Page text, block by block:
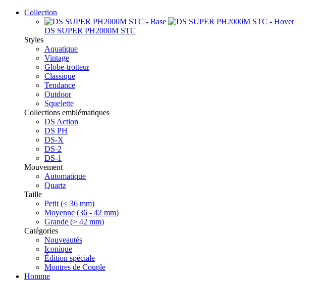
Collection
DS SUPER PH2000M STC
Styles
Aquatique
Vintage
Globe-trotteur
Classique
Tendance
Outdoor
Squelette
Collections emblématiques
DS Action
DS PH
DS-X
DS-2
DS-1
Mouvement
Automatique
Quartz
Taille
Petit (< 36 mm)
Moyenne (36 - 42 mm)
Grande (> 42 mm)
Catégories
Nouveautés
Iconique
Édition spéciale
Montres de Couple
Homme